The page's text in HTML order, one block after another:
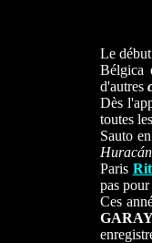
Le
Bélgica
d'autres
Dès
toutes
Sauto
Paris
pas
Ces